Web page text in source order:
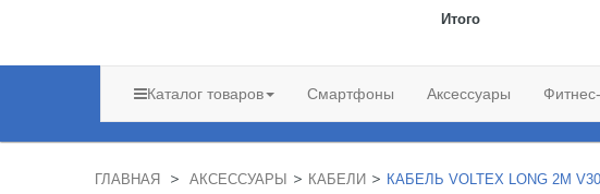
Итого
Каталог товаров Смартфоны Аксессуары
ГЛАВНАЯ > АКСЕССУАРЫ > КАБЕЛИ > КАБЕЛЬ VOLTEX LONG 2M